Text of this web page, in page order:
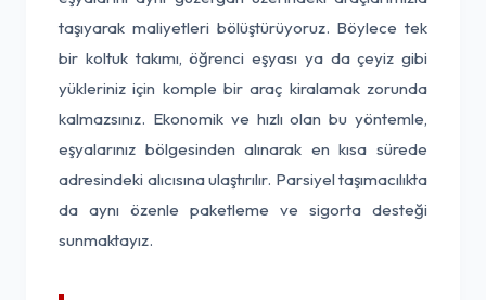
taşıyarak maliyetleri bölüştürüyoruz. Böylece tek
bir koltuk takımı, öğrenci eşyası ya da çeyiz gibi
yükleriniz için komple bir araç kiralamak zorunda
kalmazsınız. Ekonomik ve hızlı olan bu yöntemle,
eşyalarınız bölgesinden alınarak en kısa sürede
adresindeki alıcısına ulaştırılır. Parsiyel taşımacılıkta
da aynı özenle paketleme ve sigorta desteği
sunmaktayız.